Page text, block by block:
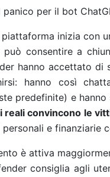
per il bot
inizia con
può consentire a
hanno accettato di
hanno così
predefinite) e
reali convincono le
e finanziarie
è attiva
consiglia agli